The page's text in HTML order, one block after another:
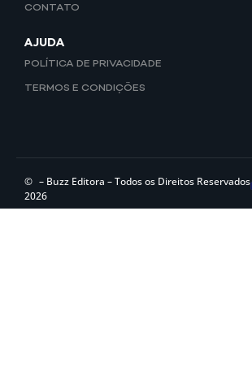
CONTATO
AJUDA
POLÍTICA DE PRIVACIDADE
TERMOS E CONDIÇÕES
©
2026
– Buzz Editora – Todos os Direitos Reservados